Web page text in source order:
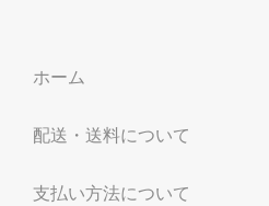
ホーム
配送・送料について
支払い方法について